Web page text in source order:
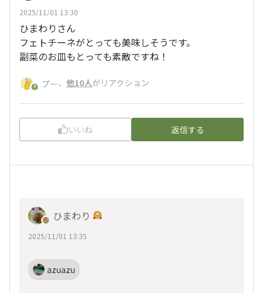
2025/11/01 13:30
ひまわりさん
フェトチーネがとっても美味しそうです。
副菜のお皿もとっても素敵ですね！
プー、 他10人がリアクション
いいね 返信する
ひまわり
2025/11/01 13:35
azuazu